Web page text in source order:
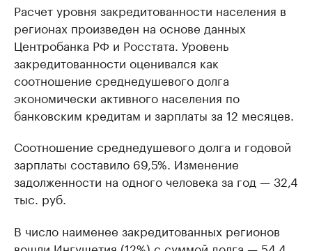
Расчет уровня закредитованности населения в
регионах произведен на основе данных
Центробанка РФ и Росстата. Уровень
закредитованности оценивался как
соотношение среднедушевого долга
экономически активного населения по
банковским кредитам и зарплаты за 12 месяцев.
Соотношение среднедушевого долга и годовой
зарплаты составило 69,5%. Изменение
задолженности на одного человека за год — 32,4
тыс. руб.
В число наименее закредитованных регионов